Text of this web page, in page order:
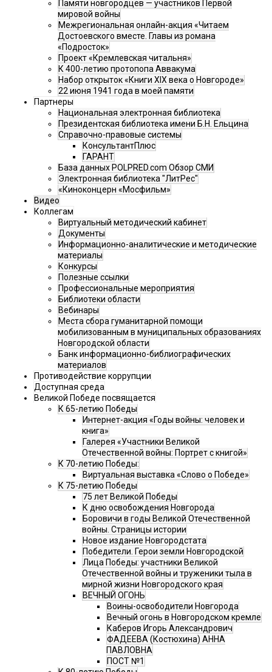
Памяти новгородцев — участников Первой
мировой войны
Межрегиональная онлайн-акция «Читаем
Достоевского вместе. Главы из романа
«Подросток»
Проект «Кремлевская читальня»
К 400-летию протопопа Аввакума
Набор открыток «Книги XIX века о Новгороде»
22 июня 1941 года в моей памяти
Партнеры
Национальная электронная библиотека
Президентская библиотека имени Б.Н. Ельцина
Справочно-правовые системы
КонсультантПлюс
ГАРАНТ
База данных POLPRED.com Обзор СМИ
Электронная библиотека "ЛитРес"
«Киноконцерн «Мосфильм»
Видео
Коллегам
Виртуальный методический кабинет
Документы
Информационно-аналитические и методические
материалы
Конкурсы
Полезные ссылки
Профессиональные мероприятия
Библиотеки области
Вебинары
Места сбора гуманитарной помощи
мобилизованным в муниципальных образованиях
Новгородской области
Банк информационно-библиографических
материалов
Противодействие коррупции
Доступная среда
Великой Победе посвящается
К 65-летию Победы
Интернет-акция «Годы войны: человек и
книга»
Галерея «Участники Великой
Отечественной войны: Портрет с книгой»
К 70-летию Победы:
Виртуальная выставка «Слово о Победе»
К 75-летию Победы
75 лет Великой Победы
К дню освобождения Новгорода
Боровичи в годы Великой Отечественной
войны. Страницы истории
Новое издание Новгородстата
Победители. Герои земли Новгородской
Лица Победы: участники Великой
Отечественной войны и труженики тыла в
мирной жизни Новгородского края
ВЕЧНЫЙ ОГОНЬ
Воины-освободители Новгорода
Вечный огонь в Новгородском кремле
Каберов Игорь Александрович
ФАДЕЕВА (Костюхина) АННА
ПАВЛОВНА
ПОСТ №1